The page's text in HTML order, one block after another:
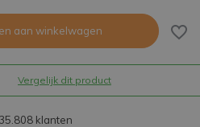
aan winkelwagen
Vergelijk dit product
klanten